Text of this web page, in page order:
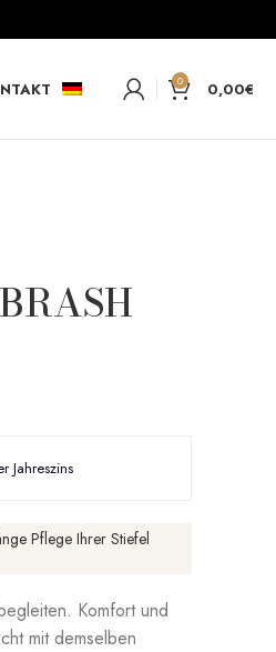
0 0,00€
Jahreszins
Pflege Ihrer Stiefel
Komfort und
mit demselben